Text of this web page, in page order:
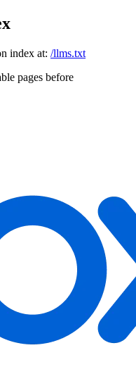
index at: /llms.txt
pages before